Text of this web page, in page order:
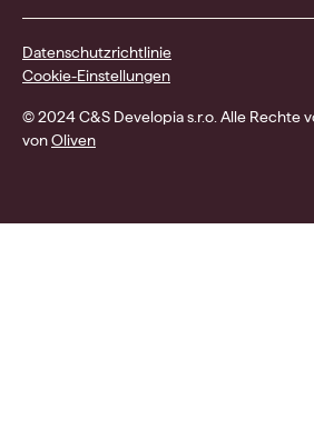
© 2024 C&S Developia s.r.o. Alle Rechte
vonOliven
Datenschutzrichtlinie
Cookie-Einstellungen